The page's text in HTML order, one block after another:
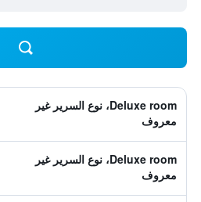
Deluxe room، نوع السرير غير
معروف
Deluxe room، نوع السرير غير
معروف